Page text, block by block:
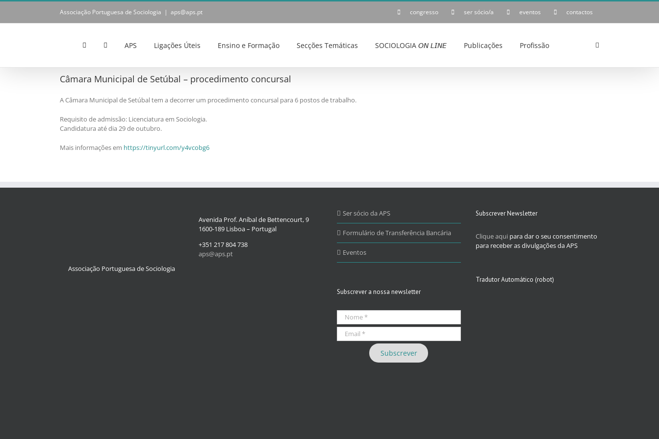
Skip
content
Associação Portuguesa de Sociologia | aps@aps.pt congresso ser sócio/a eventos contactos
APS Ligações Úteis Ensino e Formação Secções Temáticas SOCIOLOGIA 𝘖𝘕 𝘓𝘐𝘕𝘌 Publicações Profissão
Câmara Municipal de Setúbal – procedimento concursal
A Câmara Municipal de Setúbal tem a decorrer um procedimento concursal para 6 postos de trabalho.
Requisito de admissão: Licenciatura em Sociologia.
Candidatura até dia 29 de outubro.
Mais informações em https://tinyurl.com/y4vcobg6
Associação Portuguesa de Sociologia
Avenida Prof. Aníbal de Bettencourt, 9
1600-189 Lisboa – Portugal
+351 217 804 738
aps@aps.pt
Ser sócio da APS
Formulário de Transferência Bancária
Eventos
Subscrever a nossa newsletter
Subscrever Newsletter
Clique aqui para dar o seu consentimento
para receber as divulgações da APS
Tradutor Automático (robot)